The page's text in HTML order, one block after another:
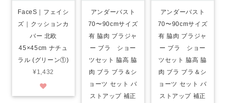
FaceS｜フェイシ
ズ｜クッションカ
バー 北欧
45×45cm ナチュ
ラル (グリーン①)
¥1,432
アンダーバスト
70〜90cmサイズ
有 脇肉 ブラジャ
ー ブラ ショー
ツセット 脇高 脇
肉 ブラ ブラ＆シ
ョーツ セット バ
ストアップ 補正
アンダーバスト
70〜90cmサイズ
有 脇肉 ブラジャ
ー ブラ ショー
ツセット 脇高 脇
肉 ブラ ブラ＆シ
ョーツ セット バ
ストアップ 補正